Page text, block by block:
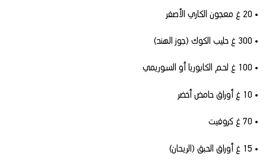
• 20 غ معجون الكاري الأصفر
• 300 غ حليب الكوك (جوز الهند)
• 100 غ لحم الكابوريا أو السوريمي
• 10 غ أوراق حامض أخضر
• 70 غ كروفيت
• 15 غ أوراق الحبق (الريحان)